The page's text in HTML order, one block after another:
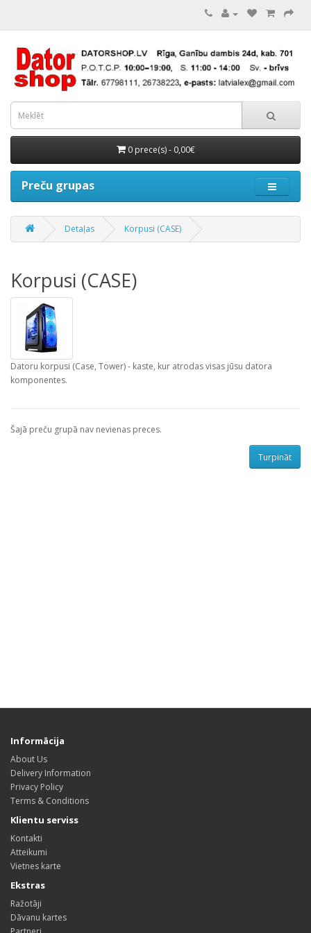
0 prece(s) - 0,00€
Preču grupas
Detaļas Korpusi (CASE)
Korpusi (CASE)
Datoru korpusi (Case, Tower) - kaste, kur atrodas visas jūsu datora
komponentes.
Šajā preču grupā nav nevienas preces.
Turpināt
Informācija
About Us
Delivery Information
Privacy Policy
Terms & Conditions
Klientu serviss
Kontakti
Atteikumi
Vietnes karte
Ekstras
Ražotāji
Dāvanu kartes